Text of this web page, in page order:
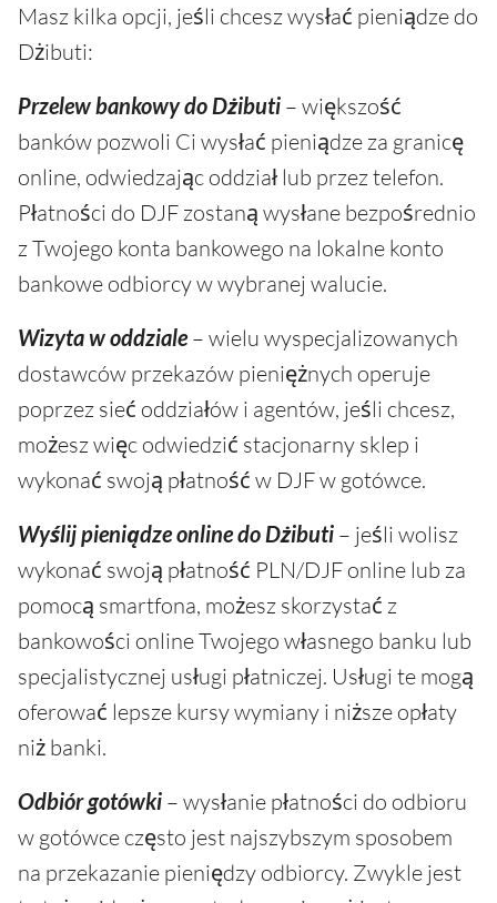
Masz kilka opcji, jeśli chcesz wysłać pieniądze do
Dżibuti:
Przelew bankowy do Dżibuti – większość
banków pozwoli Ci wysłać pieniądze za granicę
online, odwiedzając oddział lub przez telefon.
Płatności do DJF zostaną wysłane bezpośrednio
z Twojego konta bankowego na lokalne konto
bankowe odbiorcy w wybranej walucie.
Wizyta w oddziale– wielu wyspecjalizowanych
dostawców przekazów pieniężnych operuje
poprzez sieć oddziałów i agentów, jeśli chcesz,
możesz więc odwiedzić stacjonarny sklep i
wykonać swoją płatność w DJF w gotówce.
Wyślij pieniądze online do Dżibuti – jeśli wolisz
wykonać swoją płatność PLN/DJF online lub za
pomocą smartfona, możesz skorzystać z
bankowości online Twojego własnego banku lub
specjalistycznej usługi płatniczej. Usługi te mogą
oferować lepsze kursy wymiany i niższe opłaty
niż banki.
Odbiór gotówki – wysłanie płatności do odbioru
w gotówce często jest najszybszym sposobem
na przekazanie pieniędzy odbiorcy. Zwykle jest